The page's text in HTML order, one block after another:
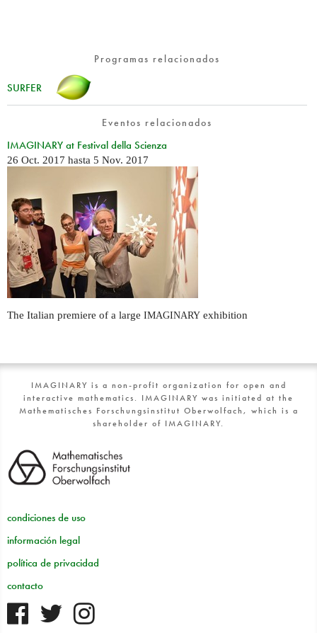
Programas relacionados
SURFER
Eventos relacionados
IMAGINARY at Festival della Scienza
26 Oct. 2017 hasta 5 Nov. 2017
The Italian premiere of a large IMAGINARY exhibition
IMAGINARY is a non-profit organization for open and
interactive mathematics. IMAGINARY was initiated at the
Mathematisches Forschungsinstitut Oberwolfach, which is a
shareholder of IMAGINARY.
condiciones de uso
información legal
política de privacidad
contacto